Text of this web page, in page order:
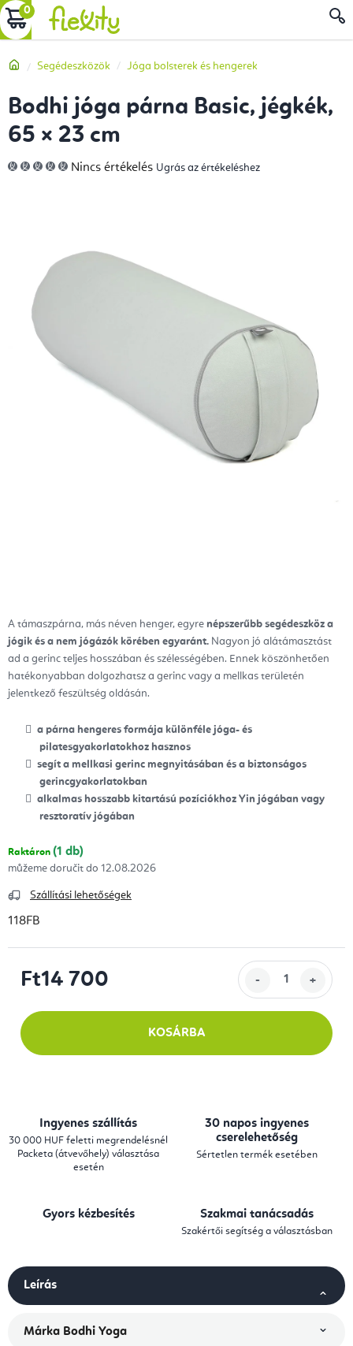
Ugrás
a
tartalomhoz
KOSÁR
Kezdőlap
Segédeszközök Jóga bolsterek és hengerek
A támaszpárna, más néven henger, egyre népszerűbb segédeszköz a
jógik és a nem jógázók körében egyaránt. Nagyon jó alátámasztást
ad a gerinc teljes hosszában és szélességében. Ennek köszönhetően
hatékonyabban dolgozhatsz a gerinc vagy a mellkas területén
jelentkező feszültség oldásán.
a párna hengeres formája különféle jóga- és
pilatesgyakorlatokhoz hasznos
segít a mellkasi gerinc megnyitásában és a biztonságos
gerincgyakorlatokban
alkalmas hosszabb kitartású pozíciókhoz Yin jógában vagy
resztoratív jógában
Raktáron (1 db)
12.08.2026
Szállítási lehetőségek
118FB
Ft14 700
KOSÁRBA
Bodhi jóga párna Basic, jégkék,
65 × 23 cm
A
termék
Nincs értékelés Ugrás az értékeléshez
Ingyenes szállítás
30 000 HUF feletti megrendelésnél
Packeta (átvevőhely) választása
esetén
30 napos ingyenes
cserelehetőség
Sértetlen termék esetében
Gyors kézbesítés Szakmai tanácsadás
Szakértői segítség a választásban
Leírás
Márka Bodhi Yoga